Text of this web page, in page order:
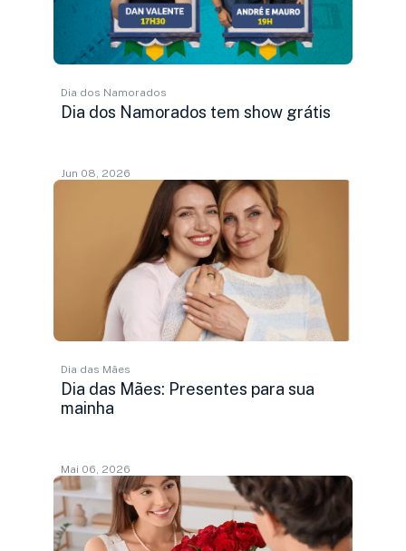
Dia dos Namorados
Dia dos Namorados tem show grátis
Jun 08, 2026
Dia das Mães
Dia das Mães: Presentes para sua
mainha
Mai 06, 2026